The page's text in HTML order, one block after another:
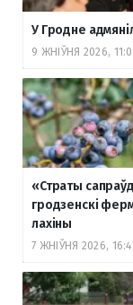
У Гродне
9 ЖНІЎНЯ 2026,
«Страты
гродзенскі
лахіны
7 ЖНІЎНЯ 2026,